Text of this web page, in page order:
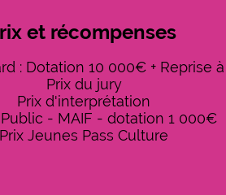
et récompenses
: Dotation 10 000€ + Reprise
Prix du jury
Prix d'interprétation
- MAIF - dotation 1 000€
Prix Jeunes Pass Culture